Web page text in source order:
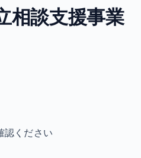
相談支援事業
認ください